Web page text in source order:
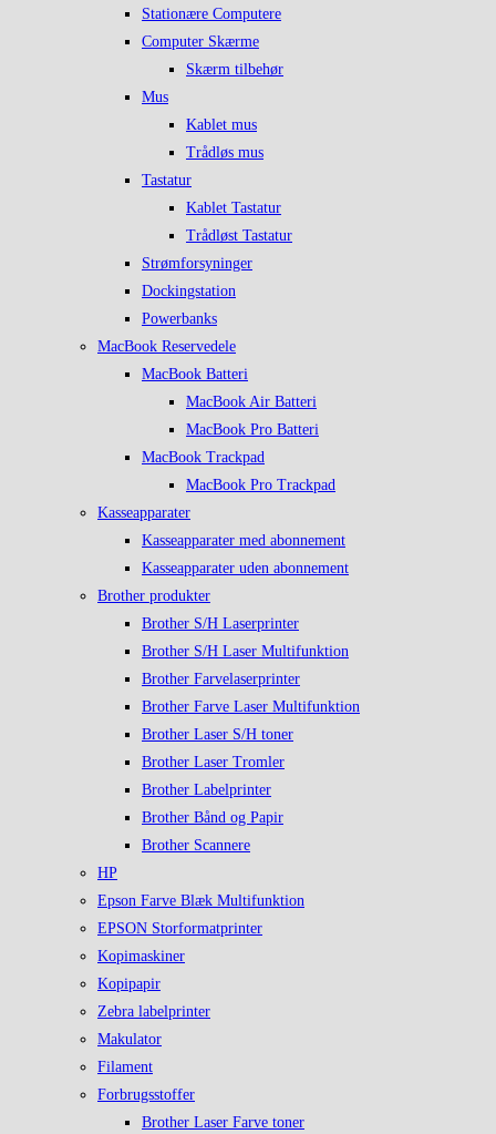
Stationære Computere
Computer Skærme
Skærm tilbehør
Mus
Kablet mus
Trådløs mus
Tastatur
Kablet Tastatur
Trådløst Tastatur
Strømforsyninger
Dockingstation
Powerbanks
MacBook Reservedele
MacBook Batteri
MacBook Air Batteri
MacBook Pro Batteri
MacBook Trackpad
MacBook Pro Trackpad
Kasseapparater
Kasseapparater med abonnement
Kasseapparater uden abonnement
Brother produkter
Brother S/H Laserprinter
Brother S/H Laser Multifunktion
Brother Farvelaserprinter
Brother Farve Laser Multifunktion
Brother Laser S/H toner
Brother Laser Tromler
Brother Labelprinter
Brother Bånd og Papir
Brother Scannere
HP
Epson Farve Blæk Multifunktion
EPSON Storformatprinter
Kopimaskiner
Kopipapir
Zebra labelprinter
Makulator
Filament
Forbrugsstoffer
Brother Laser Farve toner